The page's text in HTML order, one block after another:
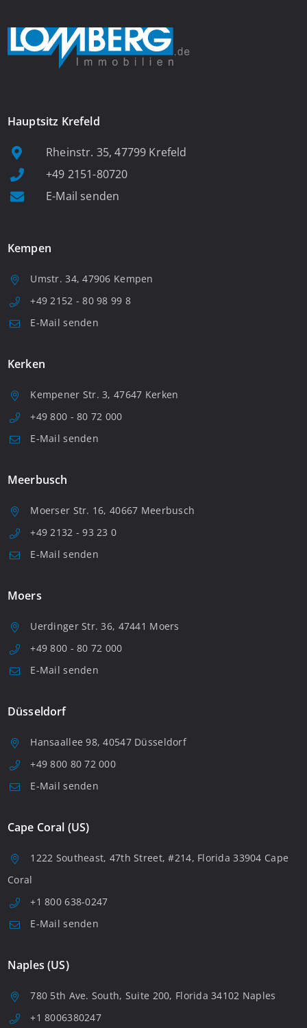
Hauptsitz Krefeld
Rheinstr. 35, 47799 Krefeld
+49 2151-80720
E-Mail senden
Kempen
Umstr. 34, 47906 Kempen
+49 2152 - 80 98 99 8
E-Mail senden
Kerken
Kempener Str. 3, 47647 Kerken
+49 800 - 80 72 000
E-Mail senden
Meerbusch
Moerser Str. 16, 40667 Meerbusch
+49 2132 - 93 23 0
E-Mail senden
Moers
Uerdinger Str. 36, 47441 Moers
+49 800 - 80 72 000
E-Mail senden
Düsseldorf
Hansaallee 98, 40547 Düsseldorf
+49 800 80 72 000
E-Mail senden
Cape Coral (US)
1222 Southeast, 47th Street, #214, Florida 33904 Cape
Coral
+1 800 638-0247
E-Mail senden
Naples (US)
780 5th Ave. South, Suite 200, Florida 34102 Naples
+1 8006380247